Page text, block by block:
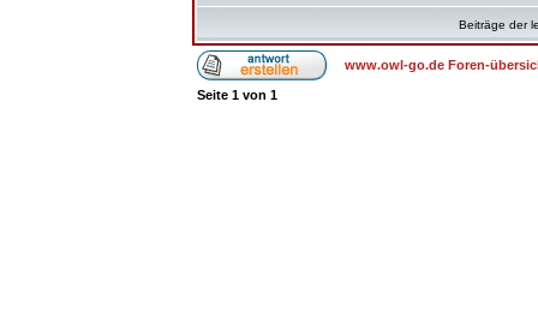
Beiträge der
www.owl-go.de Foren-
Seite 1 von 1